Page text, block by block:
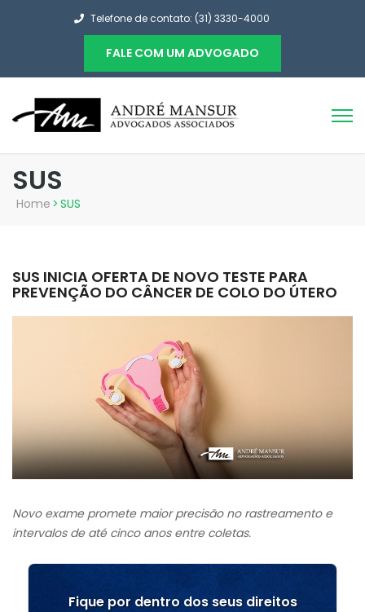
Telefone de contato: (31) 3330-4000
FALE COM UM ADVOGADO
SUS
Home > SUS
SUS INICIA OFERTA DE NOVO TESTE PARA
PREVENÇÃO DO CÂNCER DE COLO DO ÚTERO
Novo exame promete maior precisão no rastreamento e
intervalos de até cinco anos entre coletas.
Fique por dentro dos seus direitos